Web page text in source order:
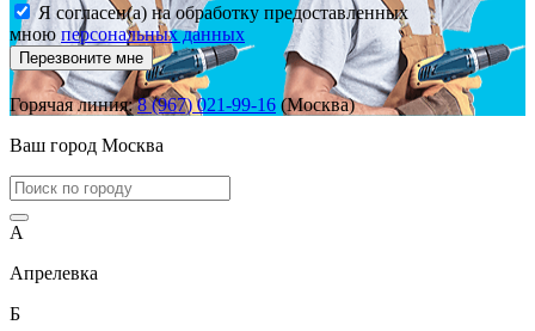
Я согласен(а) на обработку предоставленных
мною персональных данных
Перезвоните мне
Горячая линия:8 (967) 021-99-16 (Москва)
Ваш город Москва
А
Апрелевка
Б